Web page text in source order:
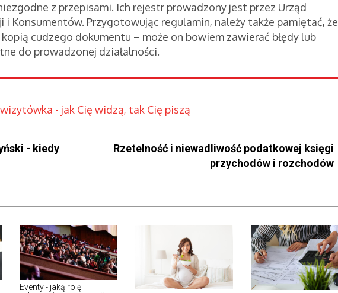
z przepisami. Ich rejestr prowadzony jest przez Urząd
i Konsumentów. Przygotowując regulamin, należy także pamiętać, że
cudzego dokumentu – może on bowiem zawierać błędy lub
do prowadzonej działalności.
- jak Cię widzą, tak Cię piszą
- kiedy
Rzetelność i niewadliwość podatkowej księgi
przychodów i rozchodów
Eventy - jaką rolę